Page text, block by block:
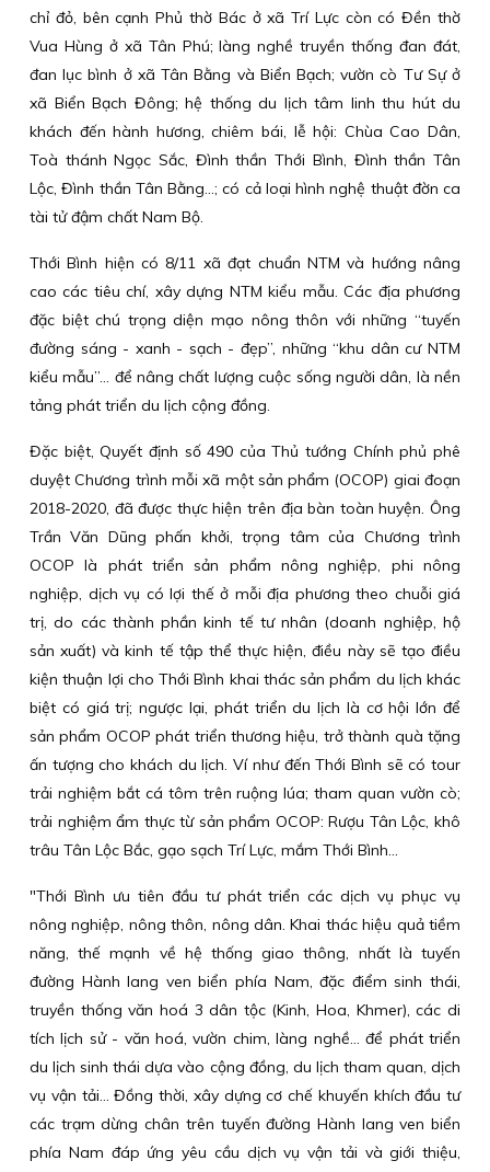
chỉ đỏ, bên cạnh Phủ thờ Bác ở xã Trí Lực còn có Đền thờ
Vua Hùng ở xã Tân Phú; làng nghề truyền thống đan đát,
đan lục bình ở xã Tân Bằng và Biển Bạch; vườn cò Tư Sự ở
xã Biển Bạch Đông; hệ thống du lịch tâm linh thu hút du
khách đến hành hương, chiêm bái, lễ hội: Chùa Cao Dân,
Toà thánh Ngọc Sắc, Đình thần Thới Bình, Đình thần Tân
Lộc, Đình thần Tân Bằng...; có cả loại hình nghệ thuật đờn ca
tài tử đậm chất Nam Bộ.
Thới Bình hiện có 8/11 xã đạt chuẩn NTM và hướng nâng
cao các tiêu chí, xây dựng NTM kiểu mẫu. Các địa phương
đặc biệt chú trọng diện mạo nông thôn với những “tuyến
đường sáng - xanh - sạch - đẹp”, những “khu dân cư NTM
kiểu mẫu”... để nâng chất lượng cuộc sống người dân, là nền
tảng phát triển du lịch cộng đồng.
Đặc biệt, Quyết định số 490 của Thủ tướng Chính phủ phê
duyệt Chương trình mỗi xã một sản phẩm (OCOP) giai đoạn
2018-2020, đã được thực hiện trên địa bàn toàn huyện. Ông
Trần Văn Dũng phấn khởi, trọng tâm của Chương trình
OCOP là phát triển sản phẩm nông nghiệp, phi nông
nghiệp, dịch vụ có lợi thế ở mỗi địa phương theo chuỗi giá
trị, do các thành phần kinh tế tư nhân (doanh nghiệp, hộ
sản xuất) và kinh tế tập thể thực hiện, điều này sẽ tạo điều
kiện thuận lợi cho Thới Bình khai thác sản phẩm du lịch khác
biệt có giá trị; ngược lại, phát triển du lịch là cơ hội lớn để
sản phẩm OCOP phát triển thương hiệu, trở thành quà tặng
ấn tượng cho khách du lịch. Ví như đến Thới Bình sẽ có tour
trải nghiệm bắt cá tôm trên ruộng lúa; tham quan vườn cò;
trải nghiệm ẩm thực từ sản phẩm OCOP: Rượu Tân Lộc, khô
trâu Tân Lộc Bắc, gạo sạch Trí Lực, mắm Thới Bình...
"Thới Bình ưu tiên đầu tư phát triển các dịch vụ phục vụ
nông nghiệp, nông thôn, nông dân. Khai thác hiệu quả tiềm
năng, thế mạnh về hệ thống giao thông, nhất là tuyến
đường Hành lang ven biển phía Nam, đặc điểm sinh thái,
truyền thống văn hoá 3 dân tộc (Kinh, Hoa, Khmer), các di
tích lịch sử - văn hoá, vườn chim, làng nghề… để phát triển
du lịch sinh thái dựa vào cộng đồng, du lịch tham quan, dịch
vụ vận tải… Đồng thời, xây dựng cơ chế khuyến khích đầu tư
các trạm dừng chân trên tuyến đường Hành lang ven biển
phía Nam đáp ứng yêu cầu dịch vụ vận tải và giới thiệu,